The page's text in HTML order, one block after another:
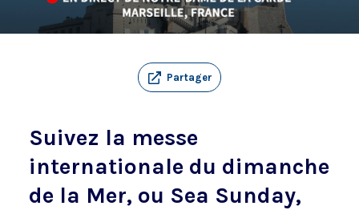
Partager
Suivez la messe
internationale du dimanche
de la Mer, ou Sea Sunday,